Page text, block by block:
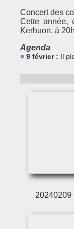
Concert des
Cette année,
Kerhuon, à
Agenda
9 février : Il